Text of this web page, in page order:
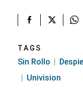
TAGS
Sin Rollo
Univision